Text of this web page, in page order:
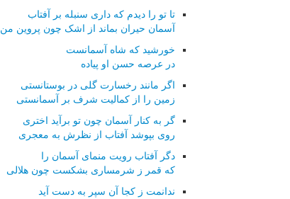
تا تو را دیدم که داری سنبله بر آفتاب
آسمان حیران بماند از اشک چون پروین من
خورشید که شاه آسمانست
در عرصه حسن او پیاده
اگر مانند رخسارت گلی در بوستانستی
زمین را از کمالیت شرف بر آسمانستی
گر به کنار آسمان چون تو برآید اختری
روی بپوشد آفتاب از نظرش به معجری
دگر آفتاب رویت منمای آسمان را
که قمر ز شرمساری بشکست چون هلالی
ندانمت ز کجا آن سپر به دست آید